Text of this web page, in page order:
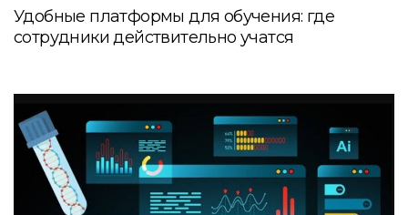
Удобные платформы для обучения: где
сотрудники действительно учатся